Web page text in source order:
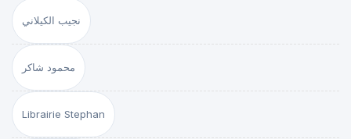
نجيب الكيلاني
محمود شاكر
Librairie Stephan